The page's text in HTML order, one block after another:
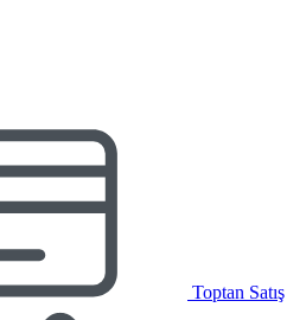
Toptan Satış